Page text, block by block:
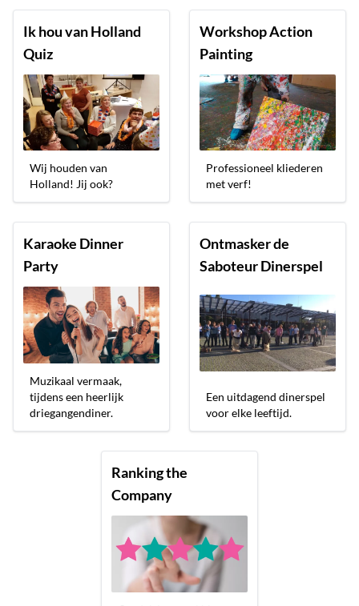
Ik hou van Holland
Quiz
Wij houden van
Holland! Jij ook?
Workshop Action
Painting
Professioneel kliederen
met verf!
Karaoke Dinner
Party
Muzikaal vermaak,
tijdens een heerlijk
driegangendiner.
Ontmasker de
Saboteur Dinerspel
Een uitdagend dinerspel
voor elke leeftijd.
Ranking the
Company